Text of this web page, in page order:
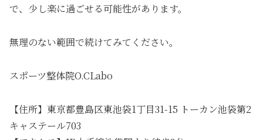
で、少し楽に過ごせる可能性があります。
無理のない範囲で続けてみてください。
スポーツ整体院O.CLabo
【住所】東京都豊島区東池袋1丁目31-15 トーカン池袋第2
キャステール703